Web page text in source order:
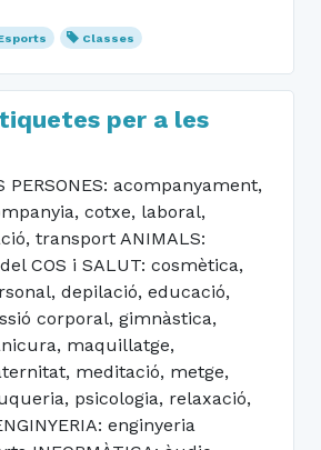
Classes
per a les
PERSONES: acompanyament,
cotxe, laboral,
transport ANIMALS:
COS i SALUT: cosmètica,
depilació, educació,
corporal, gimnàstica,
maquillatge,
meditació, metge,
psicologia, relaxació,
enginyeria